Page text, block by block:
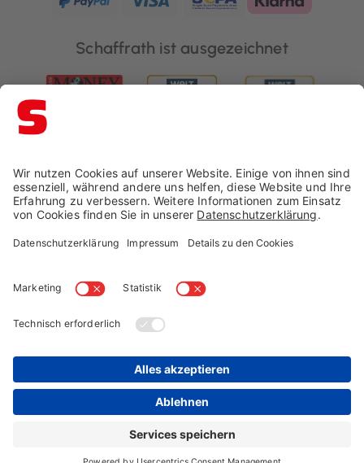
Schaffrath ist ausgezeichnet
Impressum → Datenschutz →
AGB →
Cookie-Einstellungen
Widerruf →